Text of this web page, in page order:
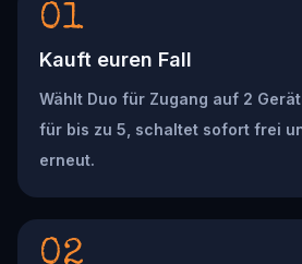
01
Kauft euren Fall
Wählt Duo für Zugang auf 2
für bis zu 5, schaltet sofort frei
erneut.
02